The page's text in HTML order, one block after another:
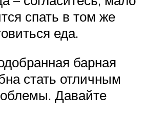
спать в том же
еда.
барная
стать отличным
Давайте